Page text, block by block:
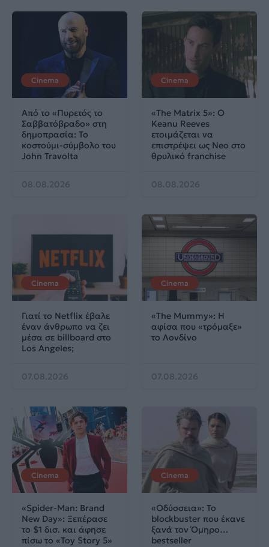
Cinema
Από το «Πυρετός το
Σαββατόβραδο» στη
δημοπρασία: Το
κοστούμι-σύμβολο του
John Travolta
08.08.2026
Cinema
«The Matrix 5»: Ο
Keanu Reeves
ετοιμάζεται να
επιστρέψει ως Neo στο
θρυλικό franchise
08.08.2026
Cinema
Γιατί το Netflix έβαλε
έναν άνθρωπο να ζει
μέσα σε billboard στο
Los Angeles;
07.08.2026
Cinema
«The Mummy»: Η
αφίσα που «τρόμαξε»
το Λονδίνο
07.08.2026
Cinema
«Spider-Man: Brand
New Day»: Ξεπέρασε
το $1 δισ. και άφησε
πίσω το «Toy Story 5»
Cinema
«Οδύσσεια»: Το
blockbuster που έκανε
ξανά τον Όμηρο…
bestseller